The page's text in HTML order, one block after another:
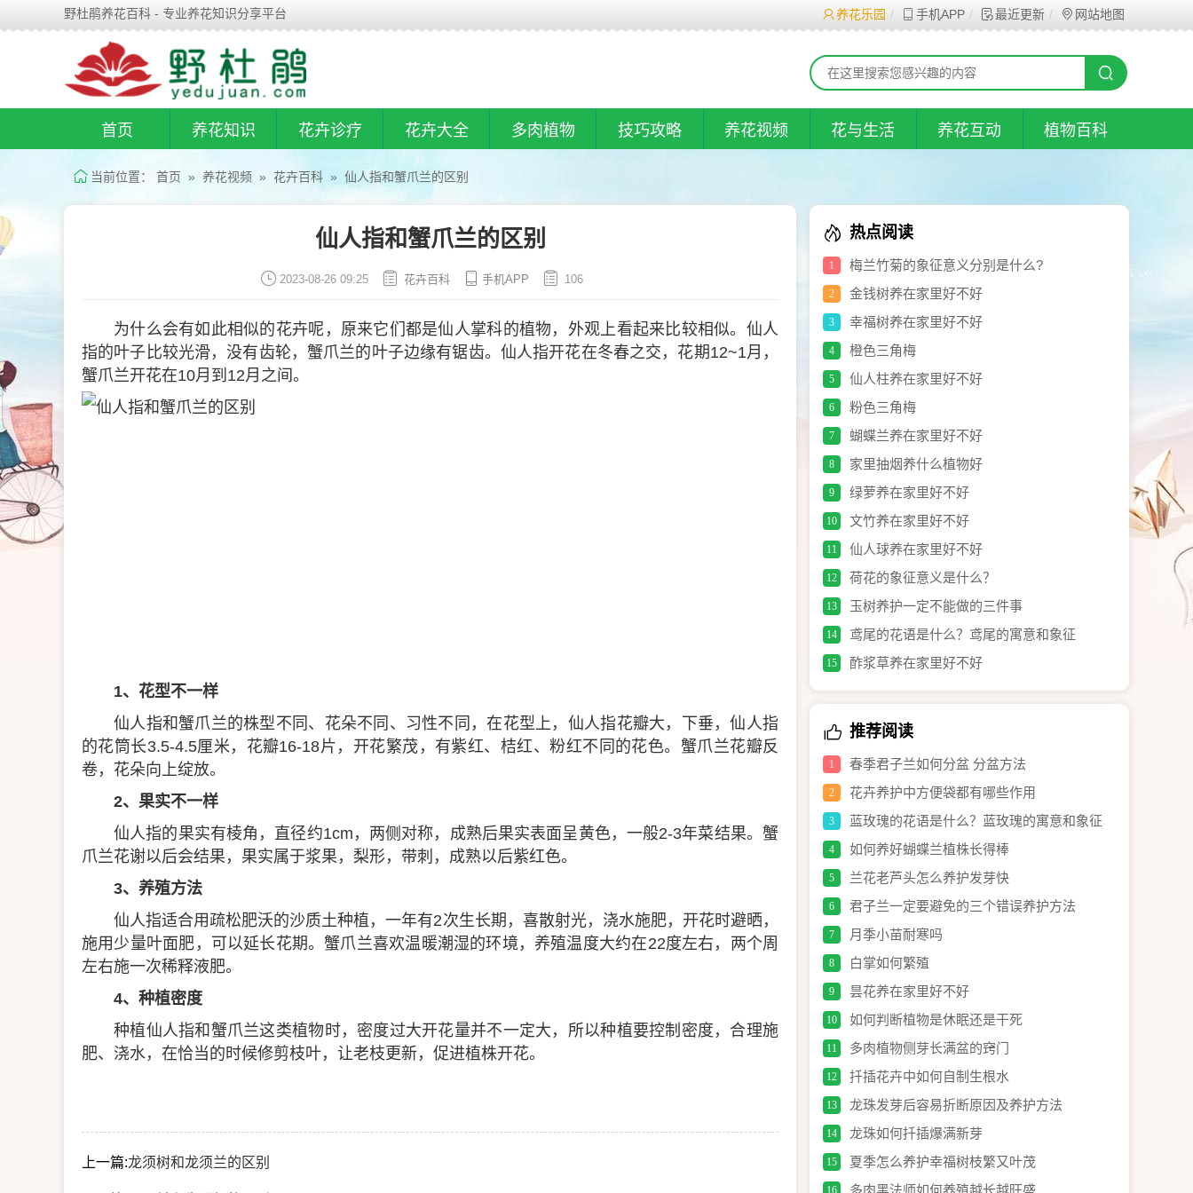
野杜鹃养花百科 - 专业养花知识分享平台 养花乐园 手机APP 最近更新 网站地图
首页 养花知识 花卉诊疗 花卉大全 多肉植物 技巧攻略 养花视频 花与生活 养花互动 植物百科
当前位置： 首页 » 养花视频 » 花卉百科 » 仙人指和蟹爪兰的区别
仙人指和蟹爪兰的区别
2023-08-26 09:25 花卉百科 手机APP 106
为什么会有如此相似的花卉呢，原来它们都是仙人掌科的植物，外观上看起来比较相似。仙人
指的叶子比较光滑，没有齿轮，蟹爪兰的叶子边缘有锯齿。仙人指开花在冬春之交，花期12~1月，
蟹爪兰开花在10月到12月之间。
1、花型不一样
仙人指和蟹爪兰的株型不同、花朵不同、习性不同，在花型上，仙人指花瓣大，下垂，仙人指
的花筒长3.5-4.5厘米，花瓣16-18片，开花繁茂，有紫红、桔红、粉红不同的花色。蟹爪兰花瓣反
卷，花朵向上绽放。
2、果实不一样
仙人指的果实有棱角，直径约1cm，两侧对称，成熟后果实表面呈黄色，一般2-3年菜结果。蟹
爪兰花谢以后会结果，果实属于浆果，梨形，带刺，成熟以后紫红色。
3、养殖方法
仙人指适合用疏松肥沃的沙质土种植，一年有2次生长期，喜散射光，浇水施肥，开花时避晒，
施用少量叶面肥，可以延长花期。蟹爪兰喜欢温暖潮湿的环境，养殖温度大约在22度左右，两个周
左右施一次稀释液肥。
4、种植密度
种植仙人指和蟹爪兰这类植物时，密度过大开花量并不一定大，所以种植要控制密度，合理施
肥、浇水，在恰当的时候修剪枝叶，让老枝更新，促进植株开花。
上一篇:龙须树和龙须兰的区别
热点阅读
1 梅兰竹菊的象征意义分别是什么?
2 金钱树养在家里好不好
3 幸福树养在家里好不好
4 橙色三角梅
5 仙人柱养在家里好不好
6 粉色三角梅
7 蝴蝶兰养在家里好不好
8 家里抽烟养什么植物好
9 绿萝养在家里好不好
10 文竹养在家里好不好
11 仙人球养在家里好不好
12 荷花的象征意义是什么？
13 玉树养护一定不能做的三件事
14 鸢尾的花语是什么？鸢尾的寓意和象征
15 酢浆草养在家里好不好
推荐阅读
1 春季君子兰如何分盆 分盆方法
2 花卉养护中方便袋都有哪些作用
3 蓝玫瑰的花语是什么？蓝玫瑰的寓意和象征
4 如何养好蝴蝶兰植株长得棒
5 兰花老芦头怎么养护发芽快
6 君子兰一定要避免的三个错误养护方法
7 月季小苗耐寒吗
8 白掌如何繁殖
9 昙花养在家里好不好
10 如何判断植物是休眠还是干死
11 多肉植物侧芽长满盆的窍门
12 扦插花卉中如何自制生根水
13 龙珠发芽后容易折断原因及养护方法
14 龙珠如何扦插爆满新芽
15 夏季怎么养护幸福树枝繁又叶茂
16 多肉黑法师如何养殖越长越旺盛